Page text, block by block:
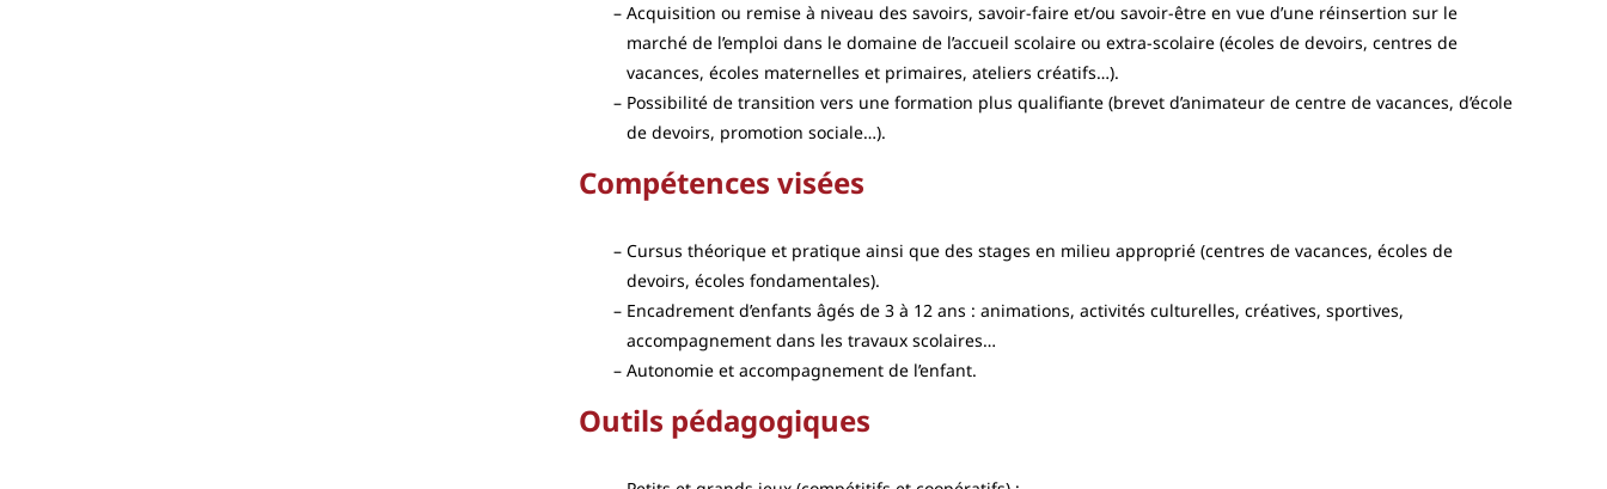
Acquisition ou remise à niveau des savoirs, savoir-faire et/ou savoir-être en vue d’une réinsertion sur le
marché de l’emploi dans le domaine de l’accueil scolaire ou extra-scolaire (écoles de devoirs, centres de
vacances, écoles maternelles et primaires, ateliers créatifs…).
Possibilité de transition vers une formation plus qualifiante (brevet d’animateur de centre de vacances, d’école
de devoirs, promotion sociale…).
Compétences visées
Cursus théorique et pratique ainsi que des stages en milieu approprié (centres de vacances, écoles de
devoirs, écoles fondamentales).
Encadrement d’enfants âgés de 3 à 12 ans : animations, activités culturelles, créatives, sportives,
accompagnement dans les travaux scolaires…
Autonomie et accompagnement de l’enfant.
Outils pédagogiques